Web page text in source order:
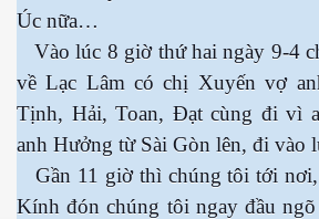
Úc nữa…
Vào lúc 8 giờ thứ hai ngày 9-4
về Lạc Lâm có chị Xuyến vợ
Tịnh, Hải, Toan, Đạt cùng đi vì
anh Hưởng từ Sài Gòn lên, đi vào
Gần 11 giờ thì chúng tôi tới
Kính đón chúng tôi ngay đầu